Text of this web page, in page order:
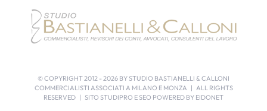
© COPYRIGHT 2012 - 2026 BY STUDIO BASTIANELLI & CALLONI
COMMERCIALISTI ASSOCIATI A MILANO E MONZA | ALL RIGHTS
RESERVED | SITO STUDIPRO E SEO POWERED BY EIDONET